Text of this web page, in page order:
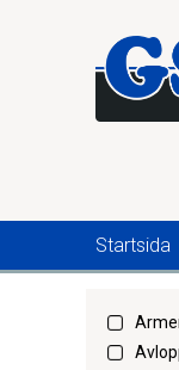
Startsida